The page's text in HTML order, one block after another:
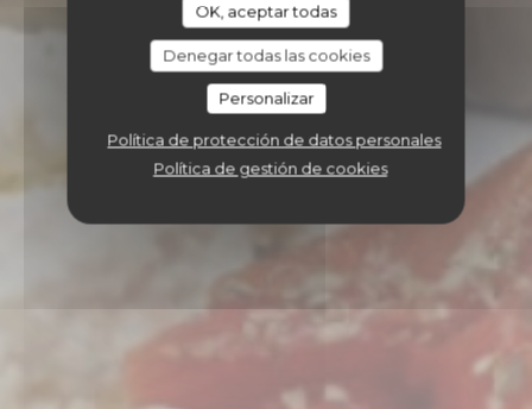
OK, aceptar todas
Denegar todas las cookies
Personalizar
Política de protección de datos personales
Política de gestión de cookies